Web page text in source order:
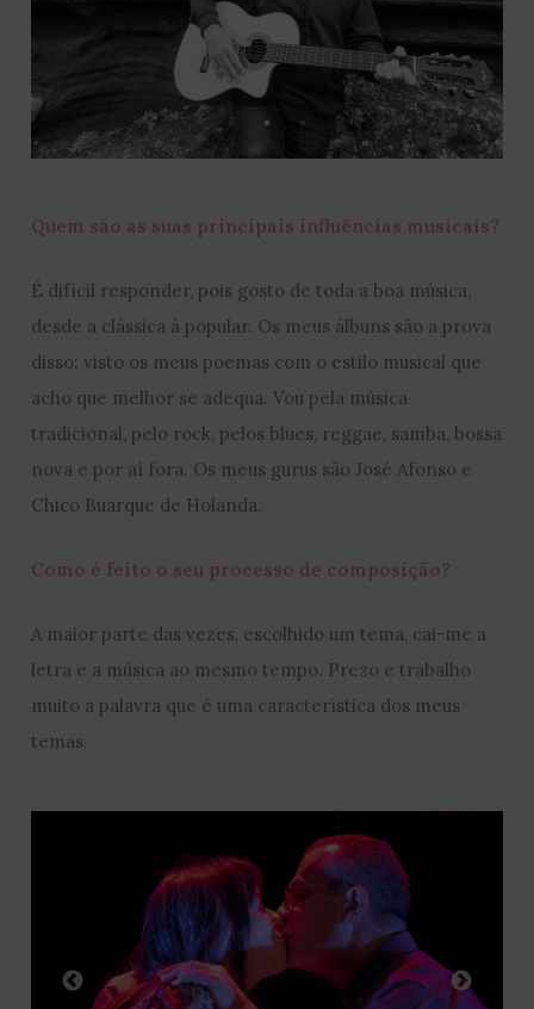
Quem são as suas principais influências musicais?
É difícil responder, pois gosto de toda a boa música,
desde a clássica à popular. Os meus álbuns são a prova
disso: visto os meus poemas com o estilo musical que
acho que melhor se adequa. Vou pela música
tradicional, pelo rock, pelos blues, reggae, samba, bossa
nova e por aí fora. Os meus gurus são José Afonso e
Chico Buarque de Holanda.
Como é feito o seu processo de composição?
A maior parte das vezes, escolhido um tema, cai-me a
letra e a música ao mesmo tempo. Prezo e trabalho
muito a palavra que é uma característica dos meus
temas.